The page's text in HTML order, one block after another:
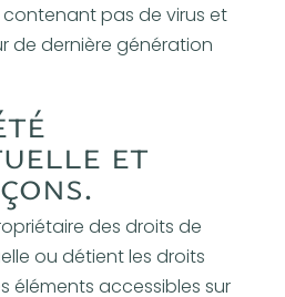
pas de virus et
de dernière génération
et
des droits de
ou détient les droits
éléments accessibles sur